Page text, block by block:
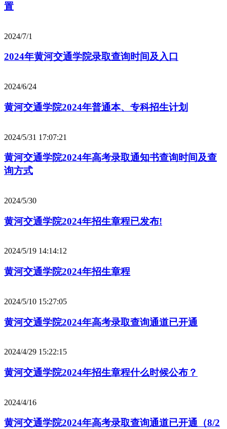
置
2024/7/1
2024年黄河交通学院录取查询时间及入口
2024/6/24
黄河交通学院2024年普通本、专科招生计划
2024/5/31 17:07:21
黄河交通学院2024年高考录取通知书查询时间及查
询方式
2024/5/30
黄河交通学院2024年招生章程已发布!
2024/5/19 14:14:12
黄河交通学院2024年招生章程
2024/5/10 15:27:05
黄河交通学院2024年高考录取查询通道已开通
2024/4/29 15:22:15
黄河交通学院2024年招生章程什么时候公布？
2024/4/16
黄河交通学院2024年高考录取查询通道已开通（8/2